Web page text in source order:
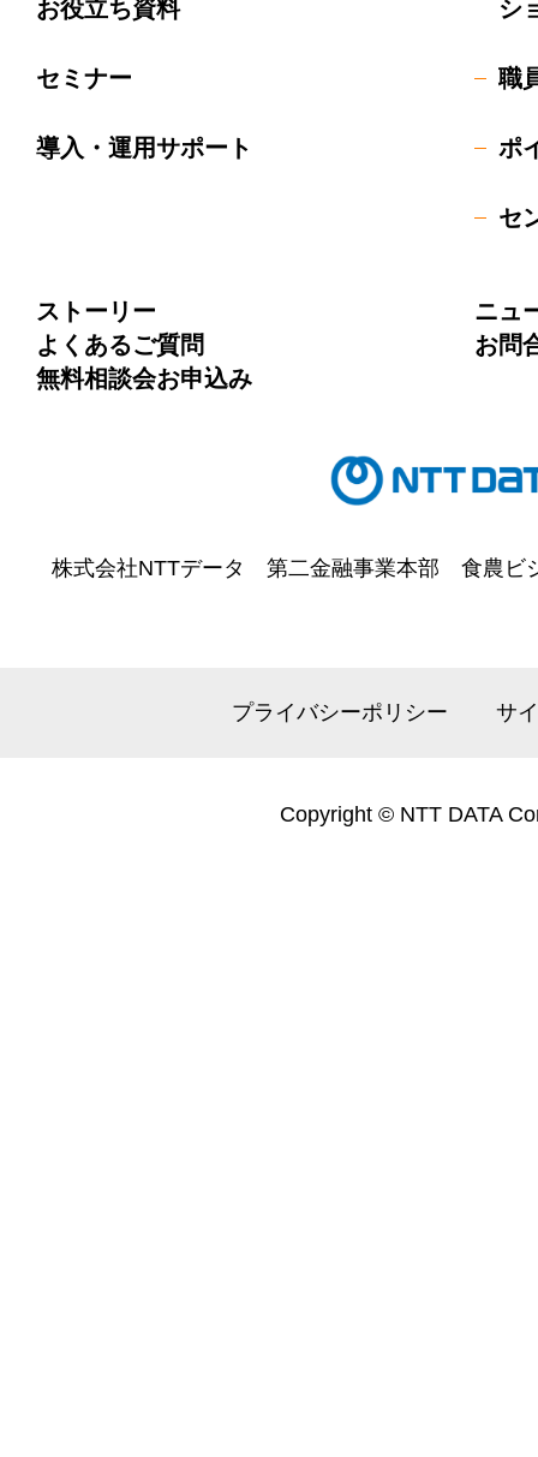
お役立ち資料
セミナー
導入・運用サポート
シ
職
ポ
セ
ストーリー
ニュ
よくあるご質問
お問
無料相談会お申込み
株式会社NTTデータ 第二金融事業本部 食農
プライバシーポリシー サ
Copyright © NTT DATA